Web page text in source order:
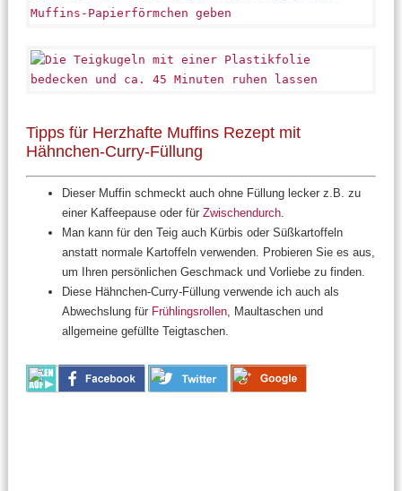
Tipps für Herzhafte Muffins Rezept mit
Hähnchen-Curry-Füllung
Dieser Muffin schmeckt auch ohne Füllung lecker z.B. zu
einer Kaffeepause oder für Zwischendurch.
Man kann für den Teig auch Kürbis oder Süßkartoffeln
anstatt normale Kartoffeln verwenden. Probieren Sie es aus,
um Ihren persönlichen Geschmack und Vorliebe zu finden.
Diese Hähnchen-Curry-Füllung verwende ich auch als
Abwechslung für Frühlingsrollen, Maultaschen und
allgemeine gefüllte Teigtaschen.